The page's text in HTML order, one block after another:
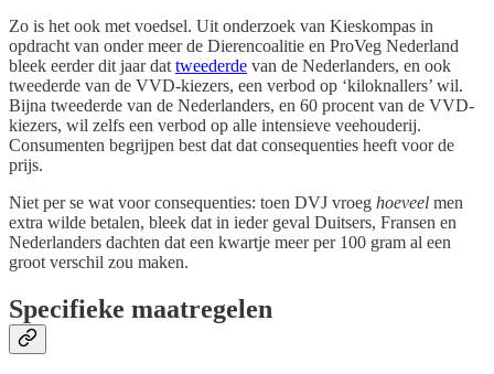
Zo is het ook met voedsel. Uit onderzoek van Kieskompas in
opdracht van onder meer de Dierencoalitie en ProVeg Nederland
bleek eerder dit jaar dat tweederde van de Nederlanders, en ook
tweederde van de VVD-kiezers, een verbod op ‘kiloknallers’ wil.
Bijna tweederde van de Nederlanders, en 60 procent van de VVD-
kiezers, wil zelfs een verbod op alle intensieve veehouderij.
Consumenten begrijpen best dat dat consequenties heeft voor de
prijs.
Niet per se wat voor consequenties: toen DVJ vroeg hoeveel men
extra wilde betalen, bleek dat in ieder geval Duitsers, Fransen en
Nederlanders dachten dat een kwartje meer per 100 gram al een
groot verschil zou maken.
Specifieke maatregelen